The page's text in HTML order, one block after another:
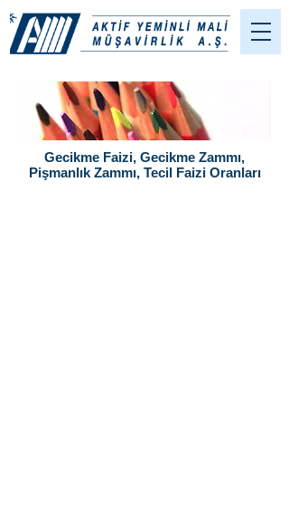
Gecikme Faizi, Gecikme Zammı,
Pişmanlık Zammı, Tecil Faizi Oranları